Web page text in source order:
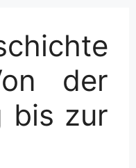
der
bis zur